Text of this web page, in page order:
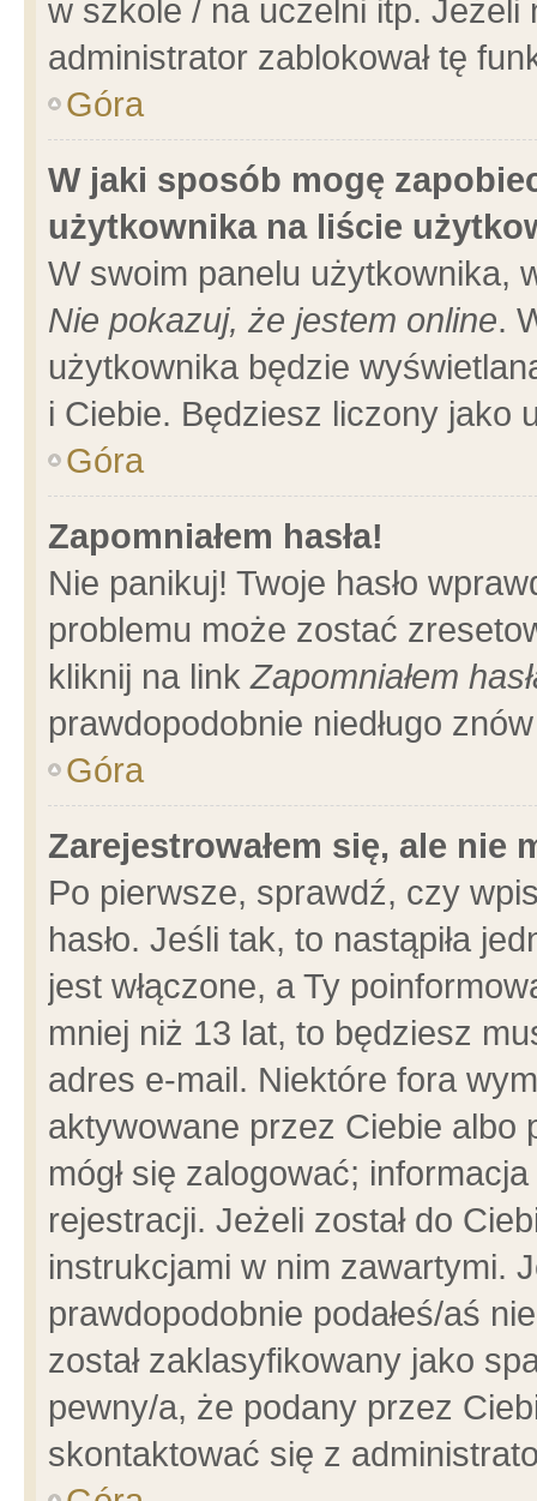
w szkole / na uczelni itp.
administrator zablokował tę
Góra
W jaki sposób mogę
użytkownika na liście
W swoim panelu użytkownika,
Nie pokazuj, że jestem online.
użytkownika będzie
i Ciebie. Będziesz liczony jako
Góra
Zapomniałem hasła!
Nie panikuj! Twoje hasło
problemu może zostać
kliknij na linkZapomniałem
prawdopodobnie niedługo
Góra
Zarejestrowałem się, ale nie
Po pierwsze, sprawdź, czy
hasło. Jeśli tak, to nastąpiła
jest włączone, a Ty
mniej niż 13 lat, to będziesz
adres e-mail. Niektóre fora
aktywowane przez Ciebie albo
mógł się zalogować;
rejestracji. Jeżeli został do
instrukcjami w nim zawartymi.
prawdopodobnie podałeś/aś
został zaklasyfikowany jako
pewny/a, że podany przez
skontaktować się z